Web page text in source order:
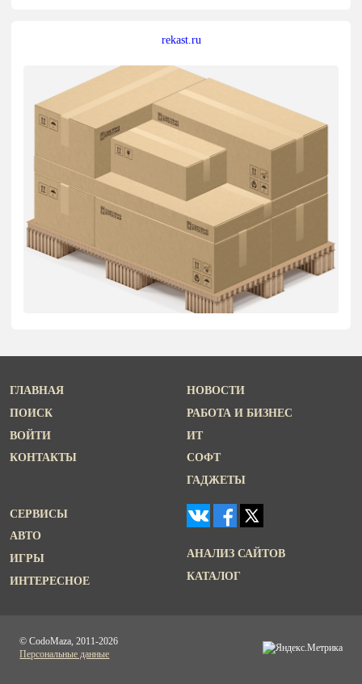
rekast.ru
ГЛАВНАЯ
ПОИСК
ВОЙТИ
КОНТАКТЫ
НОВОСТИ
РАБОТА И БИЗНЕС
ИТ
СОФТ
ГАДЖЕТЫ
СЕРВИСЫ
АВТО
ИГРЫ
ИНТЕРЕСНОЕ
АНАЛИЗ САЙТОВ
КАТАЛОГ
© CodoMaza, 2011-2026
Персональные данные